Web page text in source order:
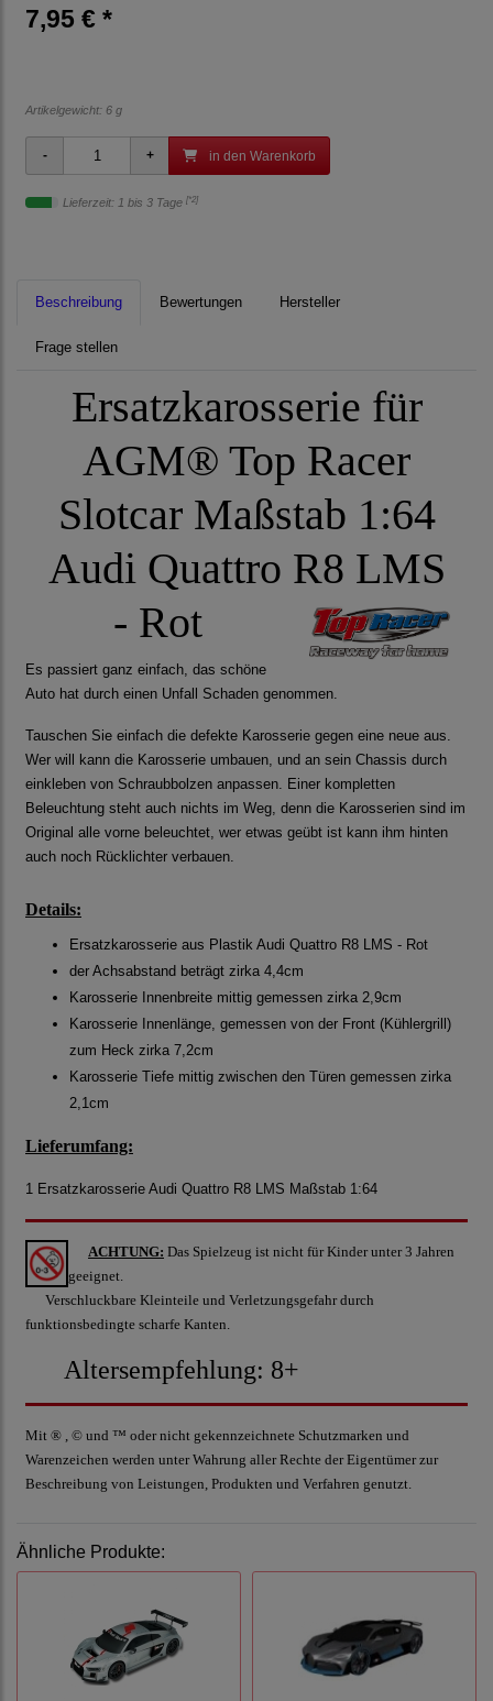
7,95 € *
Artikelgewicht: 6 g
in den Warenkorb
Lieferzeit: 1 bis 3 Tage [*2]
Beschreibung Bewertungen Hersteller
Frage stellen
Ersatzkarosserie für
AGM® Top Racer
Slotcar Maßstab 1:64
Audi Quattro R8 LMS
- Rot
Es passiert ganz einfach, das schöne
Auto hat durch einen Unfall Schaden genommen.
Tauschen Sie einfach die defekte Karosserie gegen eine neue aus.
Wer will kann die Karosserie umbauen, und an sein Chassis durch
einkleben von Schraubbolzen anpassen. Einer kompletten
Beleuchtung steht auch nichts im Weg, denn die Karosserien sind im
Original alle vorne beleuchtet, wer etwas geübt ist kann ihm hinten
auch noch Rücklichter verbauen.
Details:
Ersatzkarosserie aus Plastik Audi Quattro R8 LMS - Rot
der Achsabstand beträgt zirka 4,4cm
Karosserie Innenbreite mittig gemessen zirka 2,9cm
Karosserie Innenlänge, gemessen von der Front (Kühlergrill)
zum Heck zirka 7,2cm
Karosserie Tiefe mittig zwischen den Türen gemessen zirka
2,1cm
Lieferumfang:
1 Ersatzkarosserie Audi Quattro R8 LMS Maßstab 1:64
ACHTUNG: Das Spielzeug ist nicht für Kinder unter 3 Jahren
geeignet.
Verschluckbare Kleinteile und Verletzungsgefahr durch
funktionsbedingte scharfe Kanten.
Altersempfehlung: 8+
Mit ® , © und ™ oder nicht gekennzeichnete Schutzmarken und
Warenzeichen werden unter Wahrung aller Rechte der Eigentümer zur
Beschreibung von Leistungen, Produkten und Verfahren genutzt.
Ähnliche Produkte: